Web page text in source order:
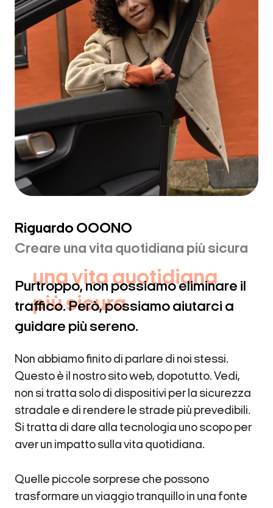
La nostra missione è
creare
una vita quotidiana
più sicura
Riguardo OOONO
Creare una vita quotidiana più sicura
Purtroppo, non possiamo eliminare il
traffico. Però, possiamo aiutarci a
guidare più sereno.
Non abbiamo finito di parlare di noi stessi.
Questo è il nostro sito web, dopotutto. Vedi,
non si tratta solo di dispositivi per la sicurezza
stradale e di rendere le strade più prevedibili.
Si tratta di dare alla tecnologia uno scopo per
aver un impatto sulla vita quotidiana.
Quelle piccole sorprese che possono
trasformare un viaggio tranquillo in una fonte